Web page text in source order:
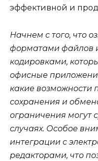
эффективной и
Начнем с того, что
форматами файлов
кодировками,
офисные
какие возможности
сохранения и
ограничения могут
случаях. Особое
интеграции с
редакторами, что